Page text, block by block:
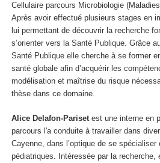
Cellulaire parcours Microbiologie
Après avoir effectué plusieurs stages en
lui permettant de découvrir la recherche
s’orienter vers la Santé Publique. Grâce
Santé Publique elle cherche à se former
santé globale afin d’acquérir les
modélisation et maîtrise du risque
thèse dans ce domaine.
Alice Delafon-Pariset est une interne en
parcours l'a conduite à travailler dans
Cayenne, dans l’optique de se
pédiatriques. Intéressée par la recherche,